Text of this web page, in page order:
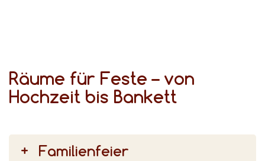
Räume für Feste – von
Hochzeit bis Bankett
Familienfeier